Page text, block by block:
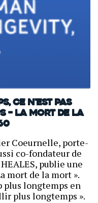
ce n'est pas
La mort de la
Coeurnelle, porte-
co-fondateur de
publie une
mort de la mort ».
plus longtemps en
plus longtemps ».